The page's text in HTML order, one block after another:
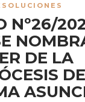
Nº26/
DE LA